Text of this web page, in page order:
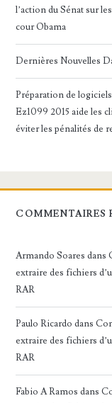
l’action du Sénat sur
cour Obama
Dernières Nouvelles
Préparation de
Ez1099 2015 aide les
éviter les pénalités de
COMMENTAIRES
Armando Soares dans
extraire des fichiers
RAR
Paulo Ricardo dans
extraire des fichiers
RAR
Fabio A Ramos dans